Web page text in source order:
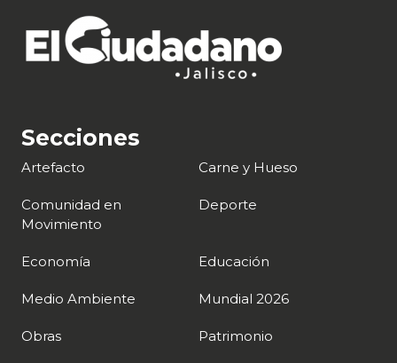
Secciones
Artefacto Carne y Hueso
Comunidad en
Movimiento
Deporte
Economía Educación
Medio Ambiente Mundial 2026
Obras Patrimonio